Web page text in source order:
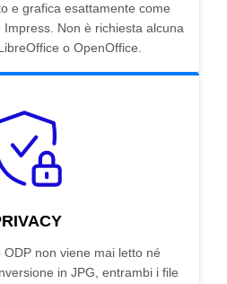
e grafica esattamente come
Non è richiesta alcuna
o OpenOffice.
non viene mai letto né
in JPG, entrambi i file